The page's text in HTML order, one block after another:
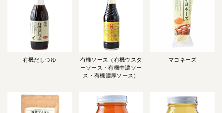
有機だしつゆ
有機ソース（有機ウスタ
ーソース・有機中濃ソー
ス・有機濃厚ソース）
マヨネーズ